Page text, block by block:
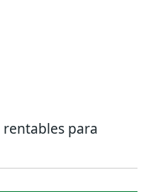
rentables para